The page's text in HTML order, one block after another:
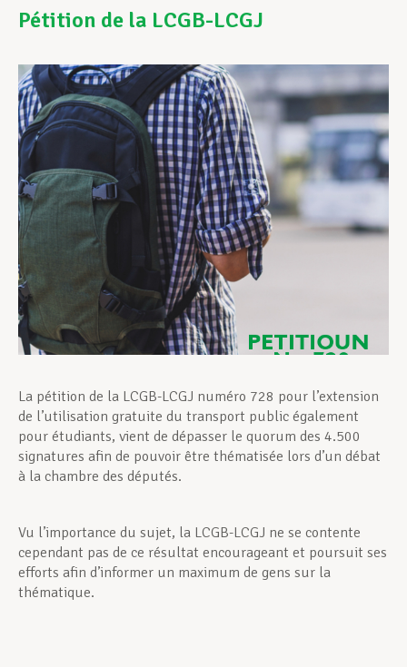
Vos droits
Assistance en vie privée
Développement professionnel
Devenir Membre
Actualités
Pétition de la LCGB-LCGJ
La pétition de la LCGB-LCGJ numéro 728 pour l’extension
de l’utilisation gratuite du transport public également
pour étudiants, vient de dépasser le quorum des 4.500
signatures afin de pouvoir être thématisée lors d’un débat
à la chambre des députés.
Vu l’importance du sujet, la LCGB-LCGJ ne se contente
cependant pas de ce résultat encourageant et poursuit ses
efforts afin d’informer un maximum de gens sur la
thématique.